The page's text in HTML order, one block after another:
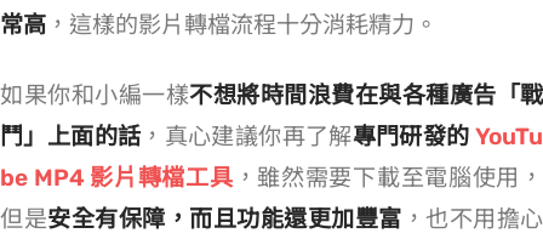
常高 ，這樣的影片轉檔流程十分消耗精力。
如果你和小編一樣不想將時間浪費在與各種廣告「戰
鬥」上面的話 ，真心建議你再了解專門研發的YouTu
be MP4 影片轉檔工具 ，雖然需要下載至電腦使用，
但是安全有保障，而且功能還更加豐富 ，也不用擔心